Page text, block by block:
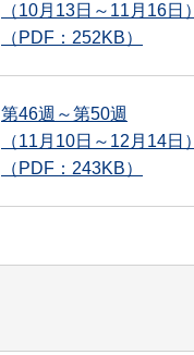
（10月13日～11月16日）
（PDF：252KB）
第46週～第50週
（11月10日～12月14日）
（PDF：243KB）